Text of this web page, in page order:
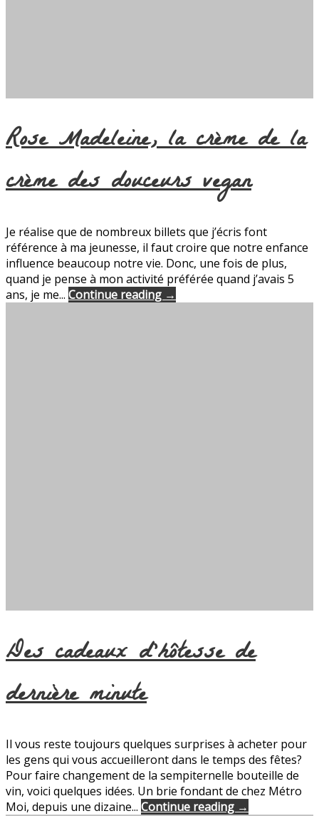
Rose Madeleine, la crème de la
crème des douceurs vegan
Je réalise que de nombreux billets que j’écris font
référence à ma jeunesse, il faut croire que notre enfance
influence beaucoup notre vie. Donc, une fois de plus,
quand je pense à mon activité préférée quand j’avais 5
ans, je me... Continue reading →
Des cadeaux d’hôtesse de
dernière minute
Il vous reste toujours quelques surprises à acheter pour
les gens qui vous accueilleront dans le temps des fêtes?
Pour faire changement de la sempiternelle bouteille de
vin, voici quelques idées. Un brie fondant de chez Métro
Moi, depuis une dizaine... Continue reading →